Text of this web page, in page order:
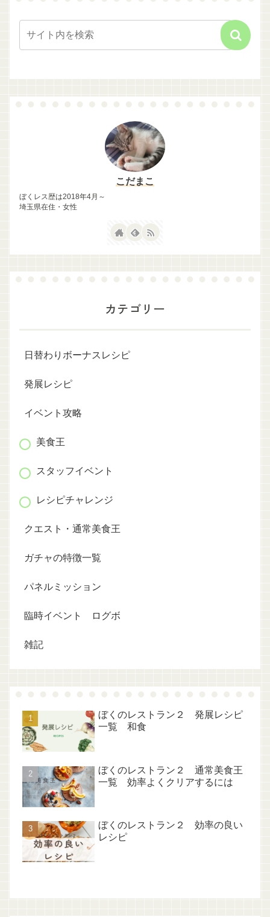
こだまこ
ぼくレス歴は2018年4月～
埼玉県在住・女性
カテゴリー
日替わりボーナスレシピ
発展レシピ
イベント攻略
美食王
スタッフイベント
レシピチャレンジ
クエスト・通常美食王
ガチャの特徴一覧
パネルミッション
臨時イベント ログボ
雑記
ぼくのレストラン２ 発展レシピ
一覧 和食
ぼくのレストラン２ 通常美食王
一覧 効率よくクリアするには
ぼくのレストラン２ 効率の良い
レシピ